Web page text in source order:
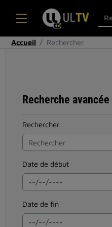
Accueil Rechercher
Recherche avancée
Rechercher
Date de début
Date de fin